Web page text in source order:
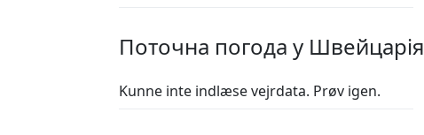
Поточна погода у Швейцарія
Kunne inte indlæse vejrdata. Prøv igen.